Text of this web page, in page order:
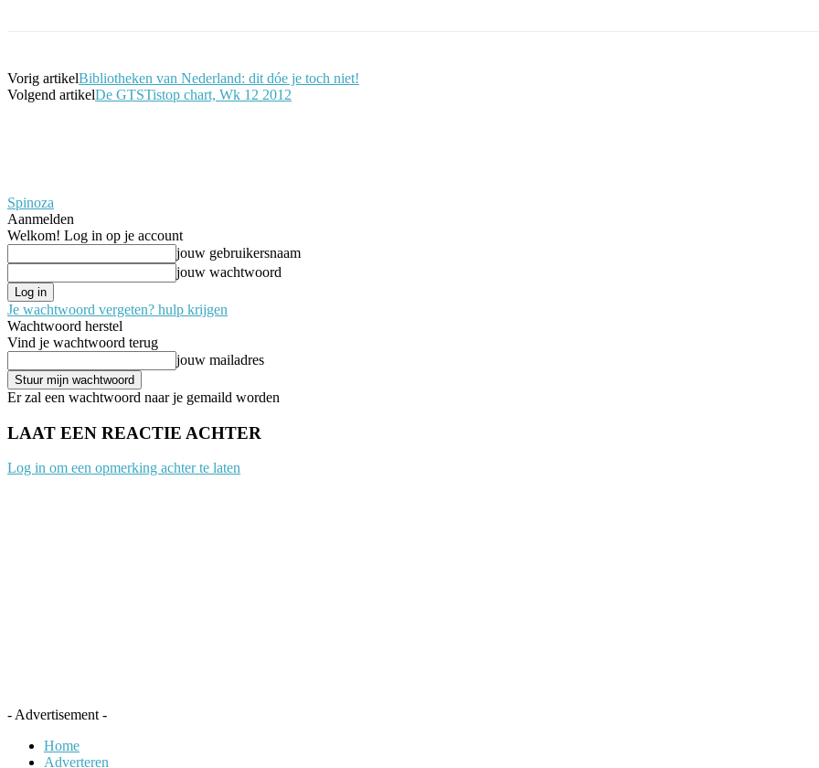
Vorig artikelBibliotheken van Nederland: dit dóe je toch niet!
Volgend artikelDe GTSTistop chart, Wk 12 2012
Spinoza
Aanmelden
Welkom! Log in op je account
jouw gebruikersnaam
jouw wachtwoord
Je wachtwoord vergeten? hulp krijgen
Wachtwoord herstel
Vind je wachtwoord terug
jouw mailadres
Er zal een wachtwoord naar je gemaild worden
LAAT EEN REACTIE ACHTER
Log in om een opmerking achter te laten
- Advertisement -
Home
Adverteren